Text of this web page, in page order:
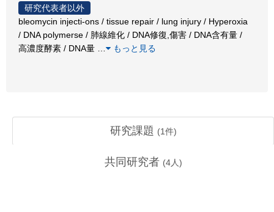
研究代表者以外
bleomycin injecti-ons / tissue repair / lung injury / Hyperoxia
/ DNA polymerse / 肺線維化 / DNA修復,傷害 / DNA含有量 /
高濃度酵素 / DNA量
もっと見る
研究課題 (1件)
共同研究者 (4人)